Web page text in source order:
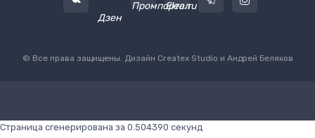
© Все права защищены. Дизайн Createx Studio и Андрей Беляков
Страница сгенерирована за 0.504390 секунд